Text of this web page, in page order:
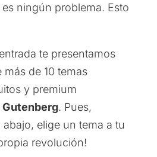
ningún problema. Esto
te presentamos
de 10 temas
y premium
Gutenberg. Pues,
elige un tema a tu
revolución!